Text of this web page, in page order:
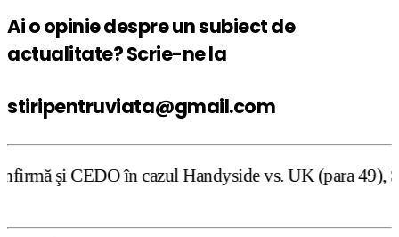
Ai o opinie despre un subiect de
actualitate? Scrie-ne la
stiripentruviata@gmail.com
cazul Handyside vs. UK (para 49),